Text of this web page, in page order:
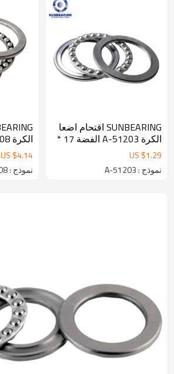
SUNBEARING اقتحام اضعا
الكرة 51203-A الفضة 17 *
GCR15
US $1.29
نموذج : 51203-A
الصلب GCR15
US $4.14
نموذج : 51308